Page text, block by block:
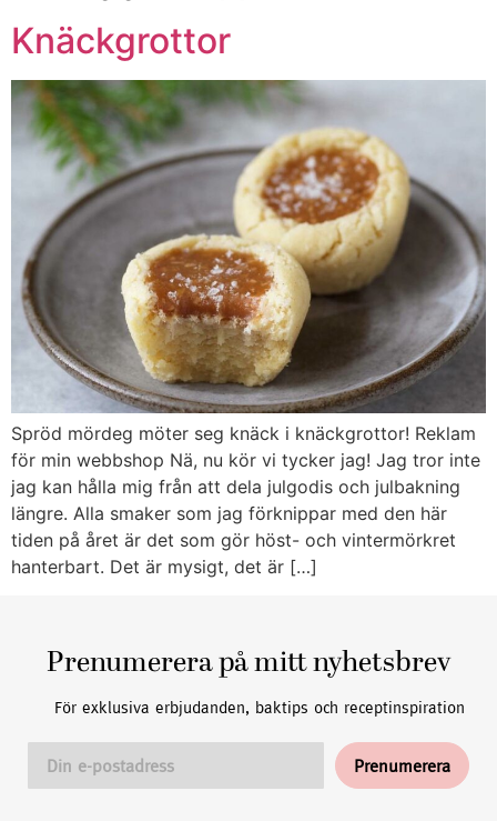
Knäckgrottor
Spröd mördeg möter seg knäck i knäckgrottor! Reklam
för min webbshop Nä, nu kör vi tycker jag! Jag tror inte
jag kan hålla mig från att dela julgodis och julbakning
längre. Alla smaker som jag förknippar med den här
tiden på året är det som gör höst- och vintermörkret
hanterbart. Det är mysigt, det är […]
Prenumerera på mitt nyhetsbrev
För exklusiva erbjudanden, baktips och receptinspiration